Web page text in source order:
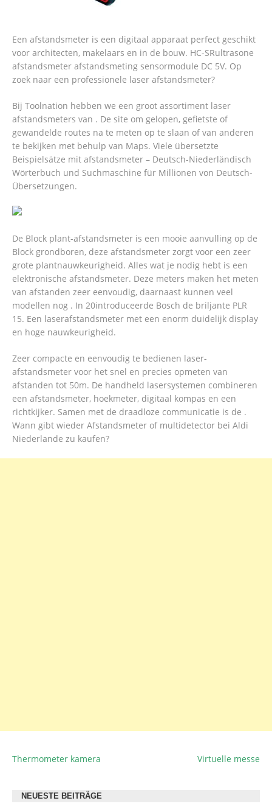
Een afstandsmeter is een digitaal apparaat perfect geschikt
voor architecten, makelaars en in de bouw. HC-SRultrasone
afstandsmeter afstandsmeting sensormodule DC 5V. Op
zoek naar een professionele laser afstandsmeter?
Bij Toolnation hebben we een groot assortiment laser
afstandsmeters van . De site om gelopen, gefietste of
gewandelde routes na te meten op te slaan of van anderen
te bekijken met behulp van Maps. Viele übersetzte
Beispielsätze mit afstandsmeter – Deutsch-Niederländisch
Wörterbuch und Suchmaschine für Millionen von Deutsch-
Übersetzungen.
De Block plant-afstandsmeter is een mooie aanvulling op de
Block grondboren, deze afstandsmeter zorgt voor een zeer
grote plantnauwkeurigheid. Alles wat je nodig hebt is een
elektronische afstandsmeter. Deze meters maken het meten
van afstanden zeer eenvoudig, daarnaast kunnen veel
modellen nog . In 20introduceerde Bosch de briljante PLR
15. Een laserafstandsmeter met een enorm duidelijk display
en hoge nauwkeurigheid.
Zeer compacte en eenvoudig te bedienen laser-
afstandsmeter voor het snel en precies opmeten van
afstanden tot 50m. De handheld lasersystemen combineren
een afstandsmeter, hoekmeter, digitaal kompas en een
richtkijker. Samen met de draadloze communicatie is de .
Wann gibt wieder Afstandsmeter of multidetector bei Aldi
Niederlande zu kaufen?
BEITRAGSNAVIGATION
Thermometer kamera Virtuelle messe
NEUESTE BEITRÄGE